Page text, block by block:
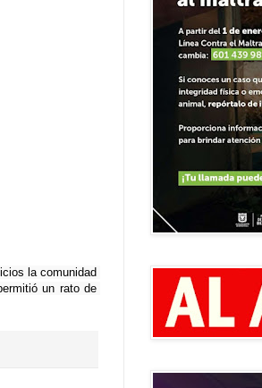
la comunidad
un rato de